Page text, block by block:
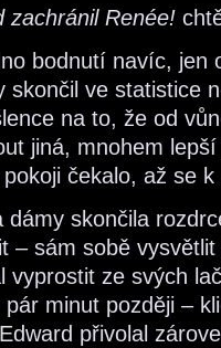
zachránil Renée!
bodnutí navíc, jen
skončil ve statistice
na to, že od
jiná, mnohem
pokoji čekalo, až se
dámy skončila
– sám sobě
vyprostit ze svých
pár minut později –
přivolal